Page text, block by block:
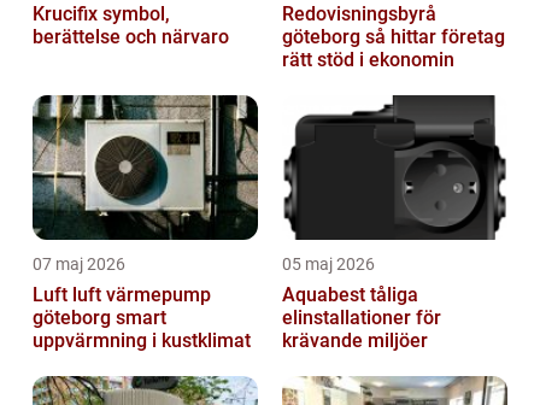
Krucifix symbol,
berättelse och närvaro
Redovisningsbyrå
göteborg så hittar företag
rätt stöd i ekonomin
07 maj 2026
Luft luft värmepump
göteborg smart
uppvärmning i kustklimat
05 maj 2026
Aquabest tåliga
elinstallationer för
krävande miljöer